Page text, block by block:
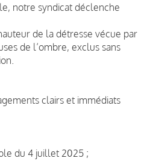
notre syndicat déclenche
de la détresse vécue par
de l’ombre, exclus sans
clairs et immédiats
du 4 juillet 2025 ;